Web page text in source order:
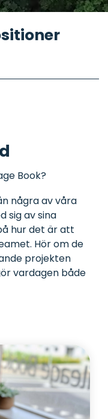
Book?
några av våra
sig av sina
hur det är att
Hör om de
projekten
vardagen både